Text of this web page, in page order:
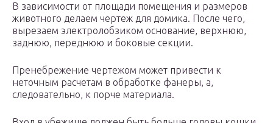
В зависимости от площади помещения и размеров
животного делаем чертеж для домика. После чего,
вырезаем электролобзиком основание, верхнюю,
заднюю, переднюю и боковые секции.
Пренебрежение чертежом может привести к
неточным расчетам в обработке фанеры, а,
следовательно, к порче материала.